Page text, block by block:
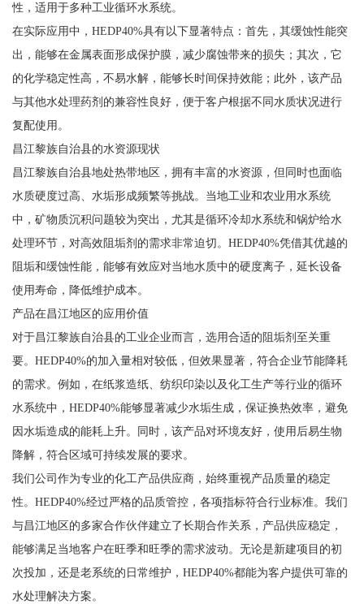
性，适用于多种工业循环水系统。
在实际应用中，HEDP40%具有以下显著特点：首先，其缓蚀性能突
出，能够在金属表面形成保护膜，减少腐蚀带来的损失；其次，它
的化学稳定性高，不易水解，能够长时间保持效能；此外，该产品
与其他水处理药剂的兼容性良好，便于客户根据不同水质状况进行
复配使用。
昌江黎族自治县的水资源现状
昌江黎族自治县地处热带地区，拥有丰富的水资源，但同时也面临
水质硬度过高、水垢形成频繁等挑战。当地工业和农业用水系统
中，矿物质沉积问题较为突出，尤其是循环冷却水系统和锅炉给水
处理环节，对高效阻垢剂的需求非常迫切。HEDP40%凭借其优越的
阻垢和缓蚀性能，能够有效应对当地水质中的硬度离子，延长设备
使用寿命，降低维护成本。
产品在昌江地区的应用价值
对于昌江黎族自治县的工业企业而言，选用合适的阻垢剂至关重
要。HEDP40%的加入量相对较低，但效果显著，符合企业节能降耗
的需求。例如，在纸浆造纸、纺织印染以及化工生产等行业的循环
水系统中，HEDP40%能够显著减少水垢生成，保证换热效率，避免
因水垢造成的能耗上升。同时，该产品对环境友好，使用后易生物
降解，符合区域可持续发展的要求。
我们公司作为专业的化工产品供应商，始终重视产品质量的稳定
性。HEDP40%经过严格的品质管控，各项指标符合行业标准。我们
与昌江地区的多家合作伙伴建立了长期合作关系，产品供应稳定，
能够满足当地客户在旺季和旺季的需求波动。无论是新建项目的初
次投加，还是老系统的日常维护，HEDP40%都能为客户提供可靠的
水处理解决方案。